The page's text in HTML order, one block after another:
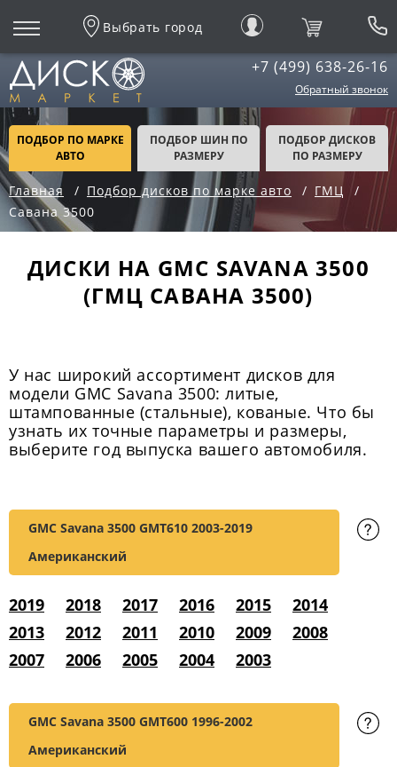
Выбрать город
+7 (499) 638-26-16
Обратный звонок
ПОДБОР ПО МАРКЕ
АВТО
ПОДБОР ШИН ПО
РАЗМЕРУ
ПОДБОР ДИСКОВ
ПО РАЗМЕРУ
Главная Подбор дисков по марке авто
ГМЦ
Савана 3500
ДИСКИ НА GMC SAVANA 3500
(ГМЦ САВАНА 3500)
У нас широкий ассортимент дисков для
модели GMC Savana 3500: литые,
штампованные (стальные), кованые. Что бы
узнать их точные параметры и размеры,
выберите год выпуска вашего автомобиля.
GMC Savana 3500 GMT610 2003-2019
Американский
2019 2018 2017 2016 2015
2014
2013
2012 2011 2010 2009
2008
2007
2006 2005 2004 2003
GMC Savana 3500 GMT600 1996-2002
Американский